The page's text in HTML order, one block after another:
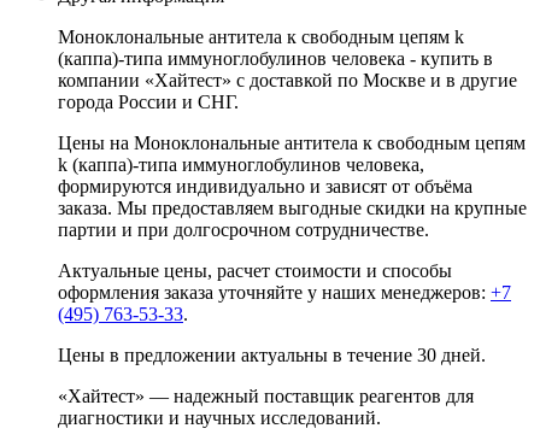
Моноклональные антитела к свободным цепям k
(каппа)-типа иммуноглобулинов человека - купить в
компании «Хайтест» с доставкой по Москве и в другие
города России и СНГ.
Цены на Моноклональные антитела к свободным цепям
k (каппа)-типа иммуноглобулинов человека,
формируются индивидуально и зависят от объёма
заказа. Мы предоставляем выгодные скидки на крупные
партии и при долгосрочном сотрудничестве.
Актуальные цены, расчет стоимости и способы
оформления заказа уточняйте у наших менеджеров: +7
(495) 763-53-33.
Цены в предложении актуальны в течение 30 дней.
«Хайтест» — надежный поставщик реагентов для
диагностики и научных исследований.